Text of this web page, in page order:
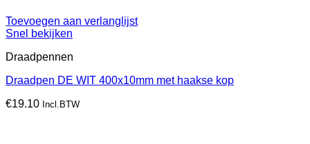
Toevoegen aan verlanglijst
Snel bekijken
Draadpennen
Draadpen DE WIT 400x10mm met haakse kop
€19.10 Incl.BTW